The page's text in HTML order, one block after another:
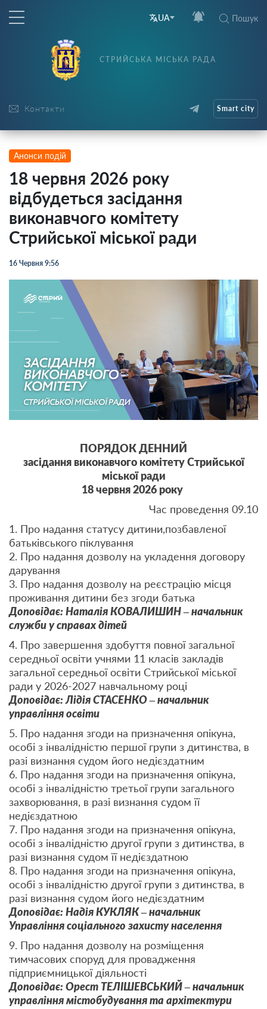
UA Пошук
Контакти
СТРИЙСЬКА МІСЬКА РАДА
Smart city
Анонси подій
18 червня 2026 року
відбудеться засідання
виконавчого комітету
Стрийської міської ради
16 Червня 9:56
ПОРЯДОК ДЕННИЙ
засідання виконавчого комітету Стрийської
міської ради
18 червня 2026 року
Час проведення 09.10
1. Про надання статусу дитини,позбавленої
батьківського піклування
2. Про надання дозволу на укладення договору
дарування
3. Про надання дозволу на реєстрацію місця
проживання дитини без згоди батька
Доповідає: Наталія КОВАЛИШИН – начальник
служби у справах дітей
4. Про завершення здобуття повної загальної
середньої освіти учнями 11 класів закладів
загальної середньої освіти Стрийської міської
ради у 2026-2027 навчальному році
Доповідає: Лідія СТАСЕНКО – начальник
управління освіти
5. Про надання згоди на призначення опікуна,
особі з інвалідністю першої групи з дитинства, в
разі визнання судом його недієздатним
6. Про надання згоди на призначення опікуна,
особі з інвалідністю третьої групи загального
захворювання, в разі визнання судом її
недієздатною
7. Про надання згоди на призначення опікуна,
особі з інвалідністю другої групи з дитинства, в
разі визнання судом її недієздатною
8. Про надання згоди на призначення опікуна,
особі з інвалідністю другої групи з дитинства, в
разі визнання судом його недієздатним
Доповідає: Надія КУКЛЯК – начальник
Управління соціального захисту населення
9. Про надання дозволу на розміщення
тимчасових споруд для провадження
підприємницької діяльності
Доповідає: Орест ТЕЛІШЕВСЬКИЙ – начальник
управління містобудування та архітектури